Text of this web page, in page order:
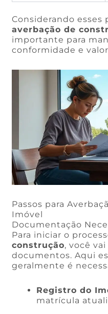
Considerando esses
averbação de
importante para
conformidade e
Passos para
Imóvel
Documentação
Para iniciar o
construção, você
documentos. Aqui
geralmente é
Registro do
matrícula